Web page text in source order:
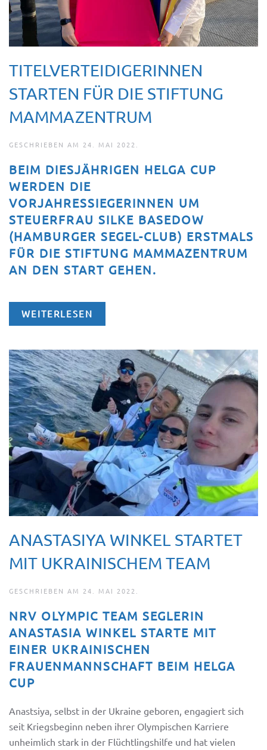
TITELVERTEIDIGERINNEN
STARTEN FÜR DIE STIFTUNG
MAMMAZENTRUM
GESCHRIEBEN AM 24. MAI 2022
BEIM DIESJÄHRIGEN HELGA CUP
WERDEN DIE
VORJAHRESSIEGERINNEN UM
STEUERFRAU SILKE BASEDOW
(HAMBURGER SEGEL-CLUB) ERSTMALS
FÜR DIE STIFTUNG MAMMAZENTRUM
AN DEN START GEHEN.
WEITERLESEN
ANASTASIYA WINKEL STARTET
MIT UKRAINISCHEM TEAM
GESCHRIEBEN AM 24. MAI 2022
NRV OLYMPIC TEAM SEGLERIN
ANASTASIA WINKEL STARTE MIT
EINER UKRAINISCHEN
FRAUENMANNSCHAFT BEIM HELGA
CUP
Anastsiya, selbst in der Ukraine geboren, engagiert sich
seit Kriegsbeginn neben ihrer Olympischen Karriere
unheimlich stark in der Flüchtlingshilfe und hat vielen